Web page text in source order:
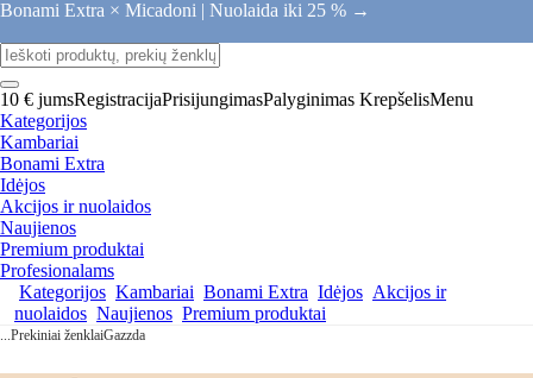
Bonami Extra × Micadoni | Nuolaida iki 25 % →
10 € jumsRegistracijaPrisijungimasPalyginimas KrepšelisMenu
Kategorijos
Kambariai
Bonami Extra
Idėjos
Akcijos ir nuolaidos
Naujienos
Premium produktai
Profesionalams
Kategorijos Kambariai Bonami Extra Idėjos Akcijos ir
nuolaidos Naujienos Premium produktai
...Prekiniai ženklaiGazzda